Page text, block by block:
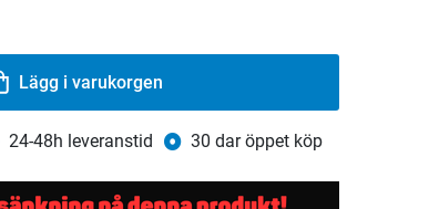
Lägg i varukorgen
24-48h leveranstid 30 dar öppet köp